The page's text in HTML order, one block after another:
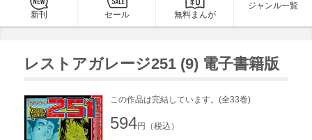
新刊 セール 無料まんが
ジャンル一覧
レストアガレージ251 (9) 電子書籍版
この作品は完結しています。(全33巻)
594円（税込）